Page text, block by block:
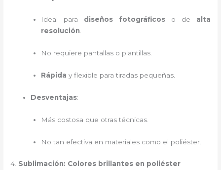
Ideal para diseños fotográficoso de alta
resolución
No requiere pantallas o plantillas.
Rápida y flexible para tiradas pequeñas.
Desventajas:
Más costosa que otras técnicas.
No tan efectiva en materiales como el poliéster.
4. Sublimación: Colores brillantes en poliéster